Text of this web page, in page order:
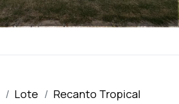
Lote Recanto Tropical